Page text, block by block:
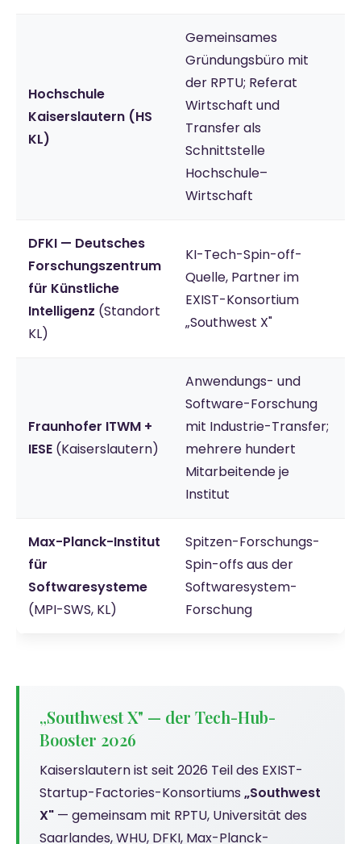
Hochschule
Kaiserslautern (HS
KL)
Gemeinsames
Gründungsbüro mit
der RPTU; Referat
Wirtschaft und
Transfer als
Schnittstelle
Hochschule–
Wirtschaft
DFKI — Deutsches
Forschungszentrum
für Künstliche
Intelligenz (Standort
KL)
KI-Tech-Spin-off-
Quelle, Partner im
EXIST-Konsortium
„Southwest X"
Fraunhofer ITWM +
IESE (Kaiserslautern)
Anwendungs- und
Software-Forschung
mit Industrie-Transfer;
mehrere hundert
Mitarbeitende je
Institut
Max-Planck-Institut
für
Softwaresysteme
(MPI-SWS, KL)
Spitzen-Forschungs-
Spin-offs aus der
Softwaresystem-
Forschung
„Southwest X" — der Tech-Hub-
Booster 2026
Kaiserslautern ist seit 2026 Teil des EXIST-
Startup-Factories-Konsortiums „Southwest
X" — gemeinsam mit RPTU, Universität des
Saarlandes, WHU, DFKI, Max-Planck-